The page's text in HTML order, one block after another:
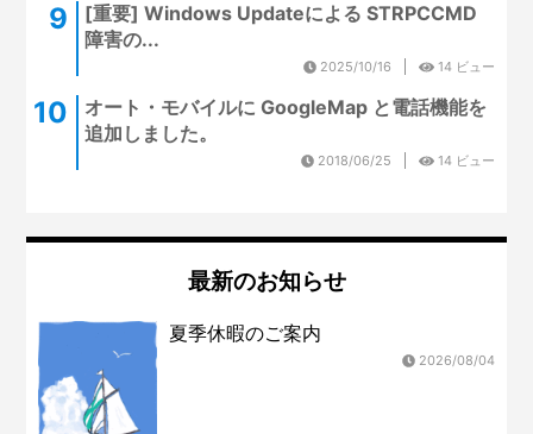
[重要] Windows Updateによる STRPCCMD
障害の...
2025/10/16 14 ビュー
オート・モバイルに GoogleMap と電話機能を
追加しました。
2018/06/25 14 ビュー
最新のお知らせ
夏季休暇のご案内
2026/08/04